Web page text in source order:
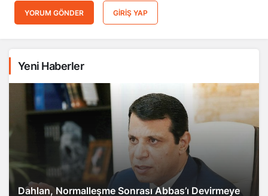
YORUM GÖNDER GIRIŞ YAP
Yeni Haberler
Dahlan, Normalleşme Sonrası Abbas’ı Devirmeye